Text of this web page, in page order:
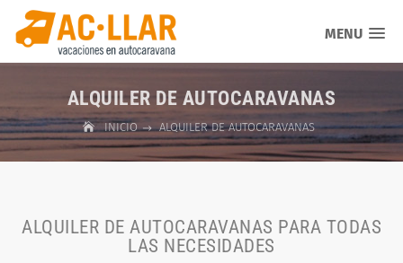
MENU
ALQUILER DE AUTOCARAVANAS
INICIO ALQUILER DE AUTOCARAVANAS
ALQUILER DE AUTOCARAVANAS PARA TODAS
LAS NECESIDADES